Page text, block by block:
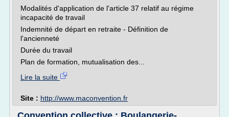
Modalités d'application de l'article 37 relatif au régime
incapacité de travail
Indemnité de départ en retraite - Définition de
l'ancienneté
Durée du travail
Plan de formation, mutualisation des...
Lire la suite
Site : http://www.maconvention.fr